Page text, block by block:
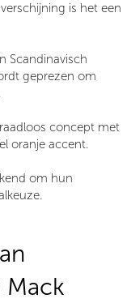
is het een
Scandinavisch
geprezen om
concept met
oranje accent.
om hun
Mack